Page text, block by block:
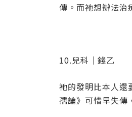
傳。而祂想辦法治
10.兒科｜錢乙
祂的發明比本人還
孺論》可惜早失傳